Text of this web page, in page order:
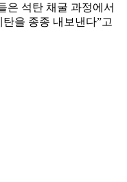
은 석탄 채굴 과정에서
을 종종 내보낸다”고